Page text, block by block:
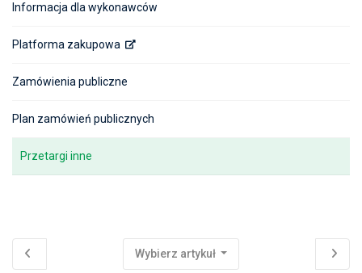
Informacja dla wykonawców
Platforma zakupowa
Zamówienia publiczne
Plan zamówień publicznych
Przetargi inne
Wybierz artykuł